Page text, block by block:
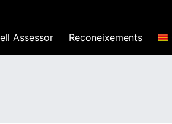
Assessor Reconeixements